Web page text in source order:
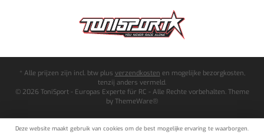
* Alle prijzen zijn incl. btw plus verzendkosten en mogelijke bezorgkosten,
tenzij anders vermeld.
© 2026 ToniSport - Europas Experte für RC - Alle Rechte vorbehalten. Theme
by ThemeWare®
Deze website maakt gebruik van cookies om de best mogelijke ervaring te waarborgen.